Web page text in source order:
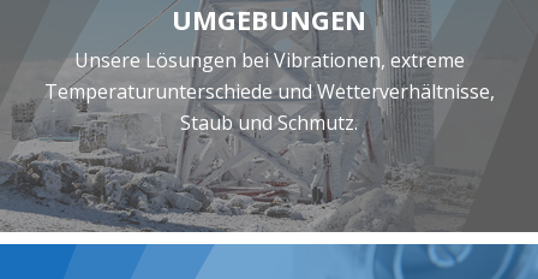
UMGEBUNGEN
Unsere Lösungen bei Vibrationen, extreme
Temperaturunterschiede und Wetterverhältnisse,
Staub und Schmutz.